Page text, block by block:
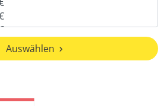
Auswählen